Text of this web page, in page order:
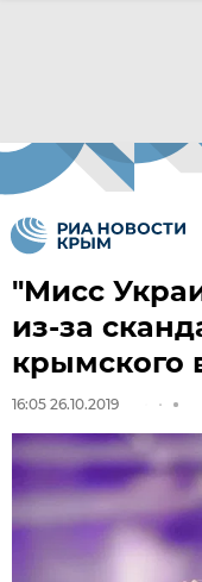
"Мисс
из-за
крымского
16:05 26.10.2019